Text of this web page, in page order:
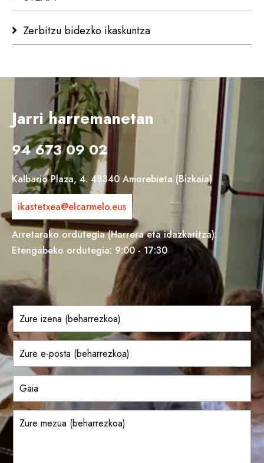
Zerbitzu bidezko ikaskuntza
Jarri harremanetan
94 673 09 02
Kalbario Plaza, 4. 48340 Amorebieta (Bizkaia)
ikastetxea@elcarmelo.eus
Arretarako ordutegia (Harrera eta idazkaritza):
Etengabeko ordutegia: 9:00 - 17:30